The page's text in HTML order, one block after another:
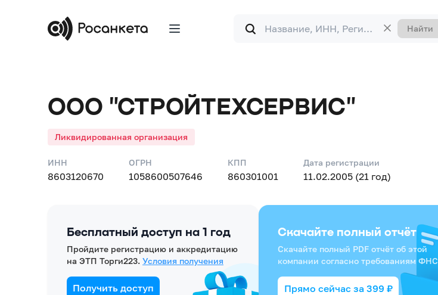
Форма
поиска
Найти
ООО "СТРОЙТЕХСЕРВИС"
Ликвидированная организация
ИНН
8603120670
ОГРН
1058600507646
КПП
860301001
Дата регистрации
11.02.2005 (21 год)
Бесплатный доступ на 1 год
Пройдите регистрацию и аккредитацию
на ЭТП Торги223. Условия получения
Получить доступ
Скачайте полный отчёт
Скачайте полный PDF отчёт об этой
компании согласно требованиям ФНС
Прямо сейчас за 399 ₽